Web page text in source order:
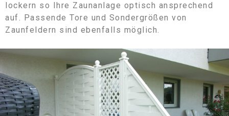
lockern so Ihre Zaunanlage optisch ansprechend
auf. Passende Tore und Sondergrößen von
Zaunfeldern sind ebenfalls möglich.